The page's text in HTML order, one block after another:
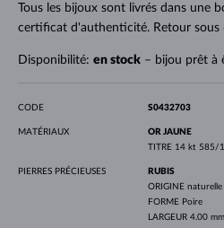
Tous les bijoux sont livrés dans une
certificat d'authenticité. Retour sous
Disponibilité: en stock– bijou prêt à
CODE S0432703
MATÉRIAUX
OR JAUNE
TITRE 14 kt 585/
PIERRES PRÉCIEUSES
RUBIS
ORIGINE naturelle
FORME Poire
LARGEUR 4.00 mm